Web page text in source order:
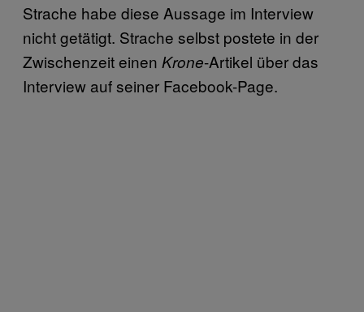
Strache habe diese Aussage im Interview
nicht getätigt. Strache selbst postete in der
Zwischenzeit einen Krone-Artikel über das
Interview auf seiner Facebook-Page.